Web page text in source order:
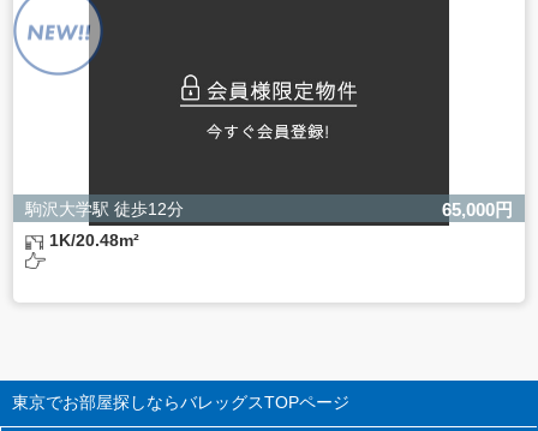
駒沢大学駅 徒歩12分 65,000円
1K/20.48m²
東京でお部屋探しならバレッグスTOPページ